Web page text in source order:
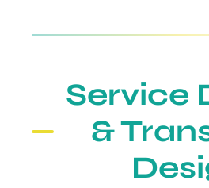
Service
&